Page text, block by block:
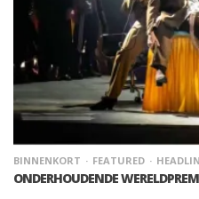
BINNENKORT FEATURED
ONDERHOUDENDE